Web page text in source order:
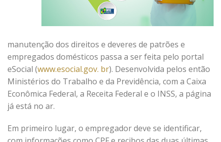
manutenção dos direitos e deveres de patrões e
empregados domésticos passa a ser feita pelo portal
eSocial (www.esocial.gov. br). Desenvolvida pelos então
Ministérios do Trabalho e da Previdência, com a Caixa
Econômica Federal, a Receita Federal e o INSS, a página
já está no ar.
Em primeiro lugar, o empregador deve se identificar,